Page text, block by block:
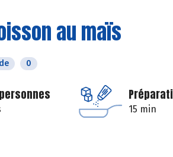
au maïs
0
15 min